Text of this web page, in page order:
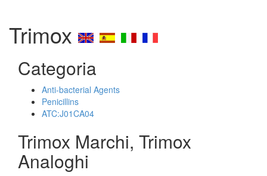
Trimox
Categoria
Anti-bacterial Agents
Penicillins
ATC:J01CA04
Trimox Marchi, Trimox
Analoghi